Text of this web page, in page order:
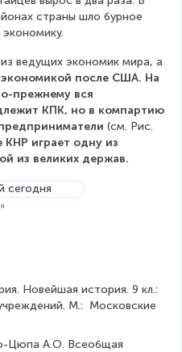
страны шло бурное
ведущих экономик мира, а
экономикой после США. На
прежнему вся
КПК, но в компартию
(см. Рис.
играет одну из
из великих держав.
Новейшая история. 9 кл.:
М.:  Московские
Цюпа А.О. Всеобщая